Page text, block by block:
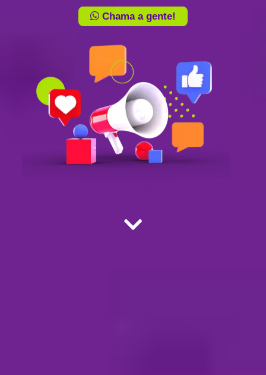
Chama a gente!